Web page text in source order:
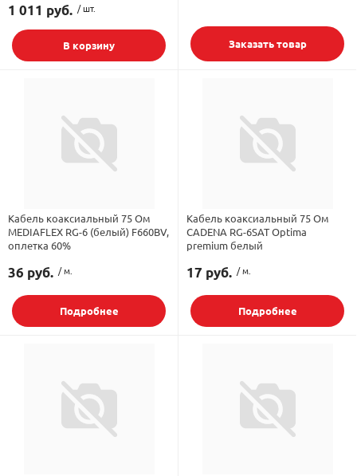
1 011 руб. / шт.
В корзину Заказать товар
Кабель коаксиальный 75 Ом
MEDIAFLEX RG-6 (белый) F660BV,
оплетка 60%
36 руб. / м.
Подробнее
Кабель коаксиальный 75 Ом
CADENA RG-6SAT Optima
premium белый
17 руб. / м.
Подробнее